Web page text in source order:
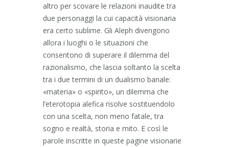
altro per scovare le relazioni inaudite tra
due personaggi la cui capacità visionaria
era certo sublime. Gli Aleph divengono
allora i luoghi o le situazioni che
consentono di superare il dilemma del
razionalismo, che lascia soltanto la scelta
tra i due termini di un dualismo banale:
«materia» o «spirito», un dilemma che
l’eterotopia alefica risolve sostituendolo
con una scelta, non meno fatale, tra
sogno e realtà, storia e mito. E così le
parole inscritte in queste pagine visionarie